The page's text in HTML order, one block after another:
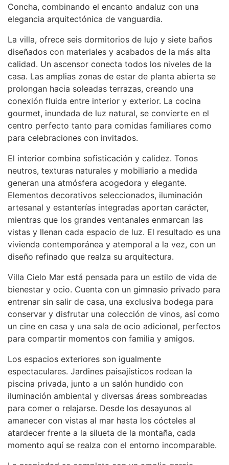
Concha, combinando el encanto andaluz con una
elegancia arquitectónica de vanguardia.
La villa, ofrece seis dormitorios de lujo y siete baños
diseñados con materiales y acabados de la más alta
calidad. Un ascensor conecta todos los niveles de la
casa. Las amplias zonas de estar de planta abierta se
prolongan hacia soleadas terrazas, creando una
conexión fluida entre interior y exterior. La cocina
gourmet, inundada de luz natural, se convierte en el
centro perfecto tanto para comidas familiares como
para celebraciones con invitados.
El interior combina sofisticación y calidez. Tonos
neutros, texturas naturales y mobiliario a medida
generan una atmósfera acogedora y elegante.
Elementos decorativos seleccionados, iluminación
artesanal y estanterías integradas aportan carácter,
mientras que los grandes ventanales enmarcan las
vistas y llenan cada espacio de luz. El resultado es una
vivienda contemporánea y atemporal a la vez, con un
diseño refinado que realza su arquitectura.
Villa Cielo Mar está pensada para un estilo de vida de
bienestar y ocio. Cuenta con un gimnasio privado para
entrenar sin salir de casa, una exclusiva bodega para
conservar y disfrutar una colección de vinos, así como
un cine en casa y una sala de ocio adicional, perfectos
para compartir momentos con familia y amigos.
Los espacios exteriores son igualmente
espectaculares. Jardines paisajísticos rodean la
piscina privada, junto a un salón hundido con
iluminación ambiental y diversas áreas sombreadas
para comer o relajarse. Desde los desayunos al
amanecer con vistas al mar hasta los cócteles al
atardecer frente a la silueta de la montaña, cada
momento aquí se realza con el entorno incomparable.